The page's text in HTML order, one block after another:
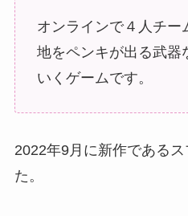
オンラインで４人チー
地をペンキが出る武器
いくゲームです。
2022年9月に新作である
た。